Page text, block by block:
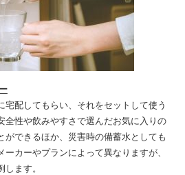
宅配してもらい、それをセットして使う
全性や飲みやすさで選んだお気に入りの
ができるほか、災害時の備蓄水としても
カーやプランによって異なりますが、
ます。